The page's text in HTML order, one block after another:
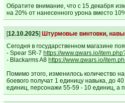
Обратите внимание, что с 15 декабря
на 20% от нанесенного урона вместо
[12.10.2025] Штурмовые винтовки,
Сегодня в государственном магазине
- Spear SR-7 https://www.gwars.io/
- Blackarms A8 https://www.gwars.io/
Помимо этого, изменилось количество
боевого получат 1 единицу навыка, до
единиц, персонажи 55-59 - 10 единиц, а